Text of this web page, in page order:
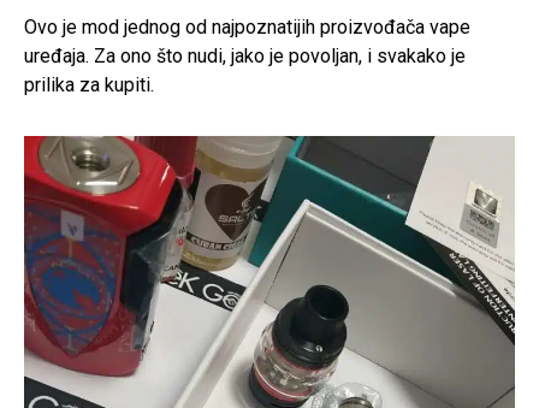
Ovo je mod jednog od najpoznatijih proizvođača vape
uređaja. Za ono što nudi, jako je povoljan, i svakako je
prilika za kupiti.